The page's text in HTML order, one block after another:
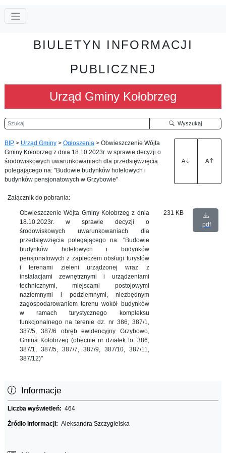
BIULETYN INFORMACJI
PUBLICZNEJ
Urząd Gminy Kołobrzeg
Szukaj Wyszukaj
BIP > Urząd Gminy > Ogłoszenia > Obwieszczenie Wójta
Gminy Kołobrzeg z dnia 18.10.2023r. w sprawie decyzji o
środowiskowych uwarunkowaniach dla przedsięwzięcia
polegającego na: "Budowie budynków hotelowych i
budynków pensjonatowych w Grzybowie"
A A
Załącznik do pobrania:
Obwieszczenie Wójta Gminy Kołobrzeg z dnia
18.10.2023r. w sprawie decyzji o
środowiskowych uwarunkowaniach dla
przedsięwzięcia polegającego na: "Budowie
budynków hotelowych i budynków
pensjonatowych z zapleczem obsługi turystów
i terenami zieleni urządzonej wraz z
instalacjami zewnętrznymi i urządzeniami
technicznymi, miejscami postojowymi
naziemnymi i podziemnymi, niezbędnym
zagospodarowaniem terenu wokół budynków
w ramach turystycznego kompleksu
funkcjonalnego na terenie dz. nr 386, 387/1,
387/5, 387/6 obręb ewidencyjny Grzybowo,
Gmina Kołobrzeg (obecnie nr działek to: 386,
387/1, 387/5, 387/7, 387/9, 387/10, 387/11,
387/12)"
231 KB
pdf
Informacje
Liczba wyświetleń: 464
Źródło informacji: Aleksandra Szczygielska